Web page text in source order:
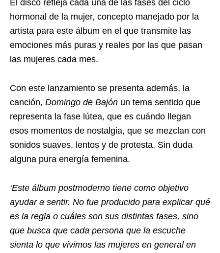
El disco refleja cada una de las fases del ciclo
hormonal de la mujer, concepto manejado por la
artista para este álbum en el que transmite las
emociones más puras y reales por las que pasan
las mujeres cada mes.
Con este lanzamiento se presenta además, la
canción, Domingo de Bajón un tema sentido que
representa la fase lútea, que es cuándo llegan
esos momentos de nostalgia, que se mezclan con
sonidos suaves, lentos y de protesta. Sin duda
alguna pura energía femenina.
‘Este álbum postmoderno tiene como objetivo
ayudar a sentir. No fue producido para explicar qué
es la regla o cuáles son sus distintas fases, sino
que busca que cada persona que la escuche
sienta lo que vivimos las mujeres en general en